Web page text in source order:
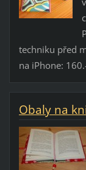
techniku před
na iPhone:
Obaly na